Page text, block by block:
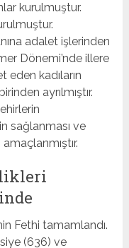
kurulmuştur.
adalet işlerinden
Dönemi’nde illere
eden kadıların
ayrılmıştır.
sağlanması ve
Fethi tamamlandı.
(636) ve